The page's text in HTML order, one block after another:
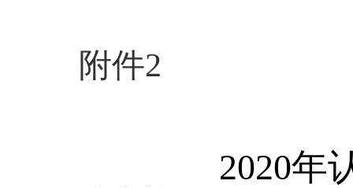
附件2
2020年